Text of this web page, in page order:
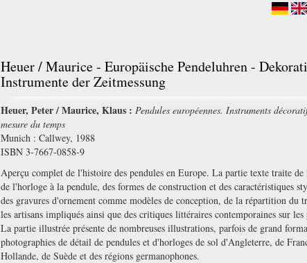
Heuer / Maurice - Europäische Pendeluhren -
Instrumente der Zeitmessung
Heuer, Peter / Maurice, Klaus : Pendules européennes. Instruments
mesure du temps
Munich : Callwey, 1988
ISBN 3-7667-0858-9
Aperçu complet de l'histoire des pendules en Europe. La partie texte traite
de l'horloge à la pendule, des formes de construction et des caractéristiques
des gravures d'ornement comme modèles de conception, de la répartition du
les artisans impliqués ainsi que des critiques littéraires contemporaines sur les
La partie illustrée présente de nombreuses illustrations, parfois de grand
photographies de détail de pendules et d'horloges de sol d'Angleterre, de
Hollande, de Suède et des régions germanophones.